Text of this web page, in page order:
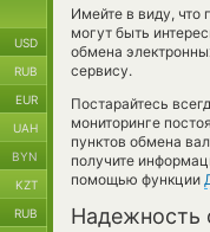
Имейте в виду, что
могут быть
обмена
сервису.
Постарайтесь
мониторинге
пунктов обмена
получите
помощью функции
Надежность
USD
RUB
EUR
UAH
BYN
KZT
RUB